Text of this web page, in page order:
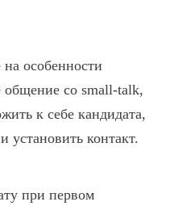
особенности
общение со small-talk,
к себе кандидата,
контакт.
при первом